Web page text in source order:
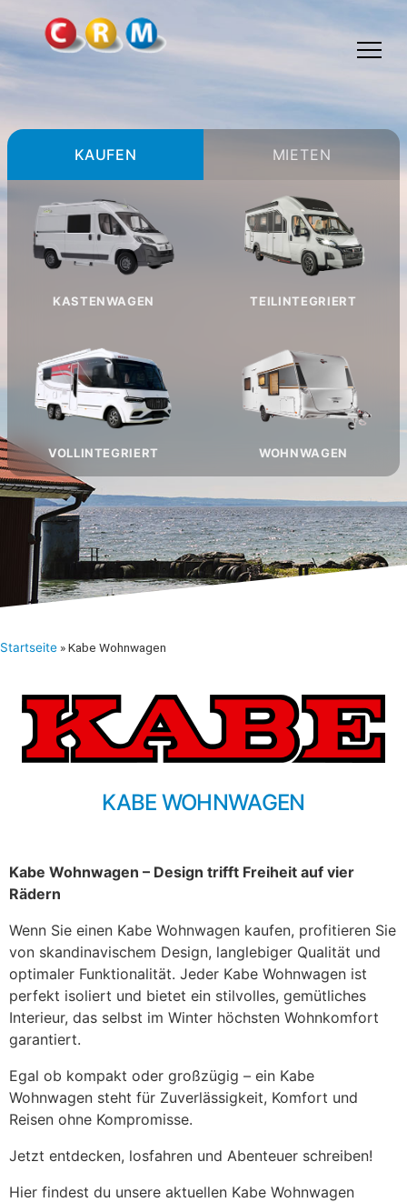
TOGGLE
KAUFEN MIETEN
KASTENWAGEN TEILINTEGRIERT
VOLLINTEGRIERT WOHNWAGEN
Startseite »Kabe Wohnwagen
KABE WOHNWAGEN
Kabe Wohnwagen – Design trifft Freiheit auf vier
Rädern
Wenn Sie einen Kabe Wohnwagen kaufen, profitieren Sie
von skandinavischem Design, langlebiger Qualität und
optimaler Funktionalität. Jeder Kabe Wohnwagen ist
perfekt isoliert und bietet ein stilvolles, gemütliches
Interieur, das selbst im Winter höchsten Wohnkomfort
garantiert.
Egal ob kompakt oder großzügig – ein Kabe
Wohnwagen steht für Zuverlässigkeit, Komfort und
Reisen ohne Kompromisse.
Jetzt entdecken, losfahren und Abenteuer schreiben!
Hier findest du unsere aktuellen Kabe Wohnwagen